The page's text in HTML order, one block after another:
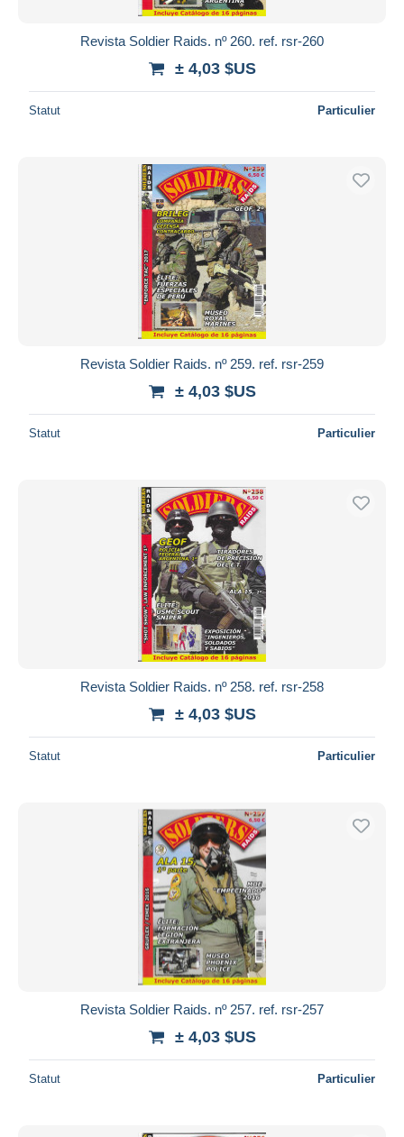
Revista Soldier Raids. nº 260. ref. rsr-260
± 4,03 $US
Statut Particulier
Revista Soldier Raids. nº 259. ref. rsr-259
± 4,03 $US
Statut Particulier
Revista Soldier Raids. nº 258. ref. rsr-258
± 4,03 $US
Statut Particulier
Revista Soldier Raids. nº 257. ref. rsr-257
± 4,03 $US
Statut Particulier